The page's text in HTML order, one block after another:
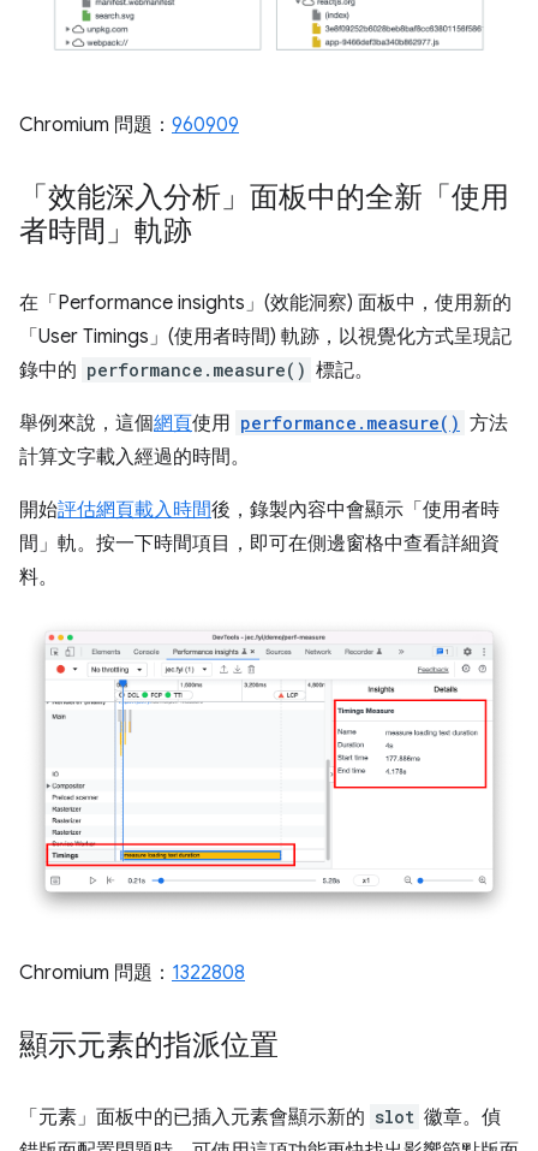
Chromium 問題： 960909
「效能深入分析」面板中的全新「使用
者時間」軌跡
在「Performance insights」(效能洞察) 面板中，使用新的
「User Timings」(使用者時間) 軌跡，以視覺化方式呈現記
錄中的 performance.measure() 標記。
舉例來說，這個網頁使用 performance.measure() 方法
計算文字載入經過的時間。
開始評估網頁載入時間後，錄製內容中會顯示「使用者時
間」 軌。按一下時間項目，即可在側邊窗格中查看詳細資
料。
Chromium 問題： 1322808
顯示元素的指派位置
「元素」 面板中的已插入元素會顯示新的 slot 徽章。偵